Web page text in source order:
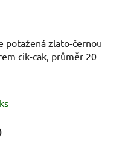
potažená zlato-černou
cik-cak, průměr 20